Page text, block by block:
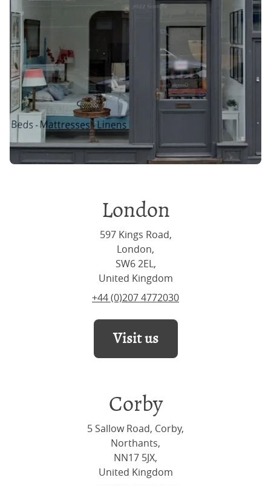
London
597 Kings Road,
London,
SW6 2EL,
United Kingdom
+44 (0)207 4772030
Visit us
Corby
5 Sallow Road, Corby,
Northants,
NN17 5JX,
United Kingdom